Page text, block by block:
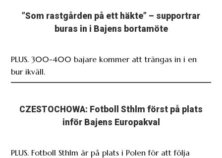
”Som rastgården på ett häkte” – supportrar
buras in i Bajens bortamöte
PLUS. 300-400 bajare kommer att trängas in i en
bur ikväll.
CZESTOCHOWA: Fotboll Sthlm först på plats
inför Bajens Europakval
PLUS. Fotboll Sthlm är på plats i Polen för att följa